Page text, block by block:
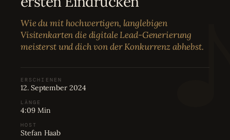
04 Bewertungen
Karriere
Partnerprogramm
Wie du mit hochwertigen, langlebigen
Visitenkarten die digitale Lead-Generierung
meisterst und dich von der Konkurrenz abhebst.
ERSCHIENEN
12. September 2024
LÄNGE
4:09 Min
HOST
Stefan Haab